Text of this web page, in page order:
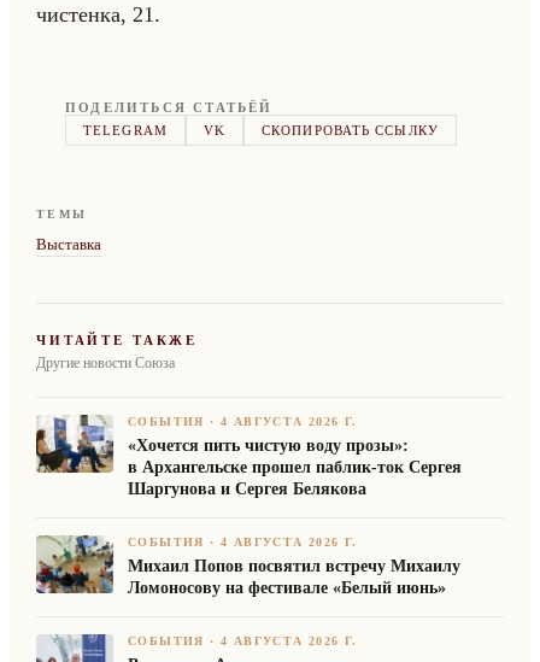
чи­стен­ка, 21.
ПОДЕЛИТЬСЯ СТАТЬЁЙ
TELEGRAM
VK СКОПИРОВАТЬ ССЫЛКУ
ТЕМЫ
Выставка
ЧИТАЙТЕ ТАКЖЕ
Другие новости Союза
СОБЫТИЯ ·4 АВГУСТА 2026 Г.
«Хочется пить чистую воду прозы»:
в Архангельске прошел паблик-ток Сергея
Шаргунова и Сергея Белякова
СОБЫТИЯ ·4 АВГУСТА 2026 Г.
Михаил Попов посвятил встречу Михаилу
Ломоносову на фестивале «Белый июнь»
СОБЫТИЯ ·4 АВГУСТА 2026 Г.